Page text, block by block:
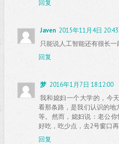
回复
Javen 2015年11月4日
只能说人工智能还有很长
回复
梦 2016年1月7日 18:12:00
我和媳妇一个大学的，今
看那条路，是我们认识的
等。然而，媳妇说：老公
好吃，吃少点，去2号窗口再
回复